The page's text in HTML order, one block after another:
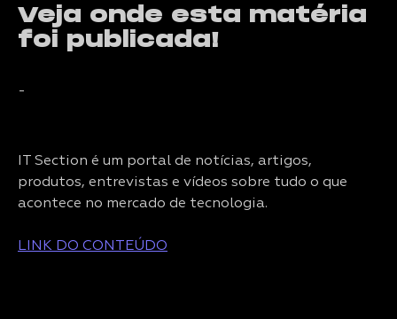
Veja onde esta matéria
foi publicada!
-
IT Section é um portal de notícias, artigos,
produtos, entrevistas e vídeos sobre tudo o que
acontece no mercado de tecnologia.
LINK DO CONTEÚDO